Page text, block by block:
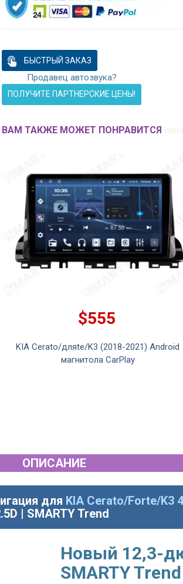
БЫСТРЫЙ ЗАКАЗ
Продавец автозвука?
ПОЛУЧИТЕ ПАРТНЕРСКИЕ ЦЕНЫ!
ВАМ ТАКЖЕ МОЖЕТ ПОНРАВИТСЯ
$555
KIA Cerato/дляte/K3 (2018-2021) Android
магнитола CarPlay
ОПИСАНИЕ
для KIA Cerato/Forte/K3
| SMARTY Trend
Новый 12,3-
SMARTY Trend